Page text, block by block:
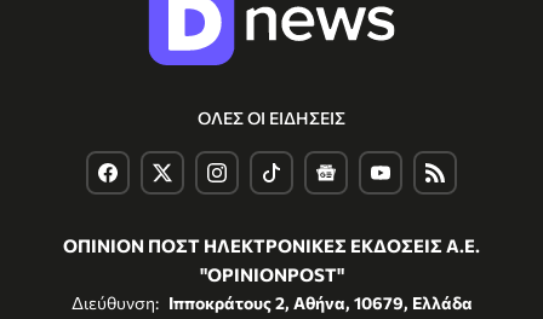
ΟΛΕΣ ΟΙ ΕΙΔΗΣΕΙΣ
ΟΠΙΝΙΟΝ ΠΟΣΤ ΗΛΕΚΤΡΟΝΙΚΕΣ ΕΚΔΟΣΕΙΣ Α.Ε.
"OPINIONPOST"
Διεύθυνση: Ιπποκράτους 2, Αθήνα, 10679, Ελλάδα